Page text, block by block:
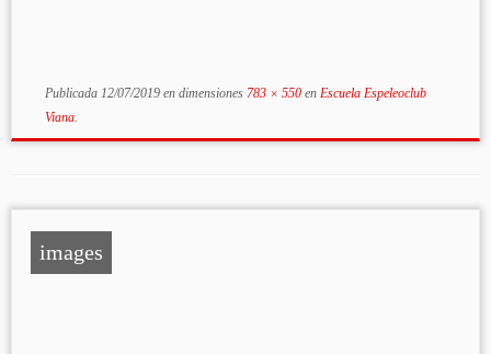
Publicada 12/07/2019en dimensiones783 × 550enEscuela Espeleoclub
Viana.
images